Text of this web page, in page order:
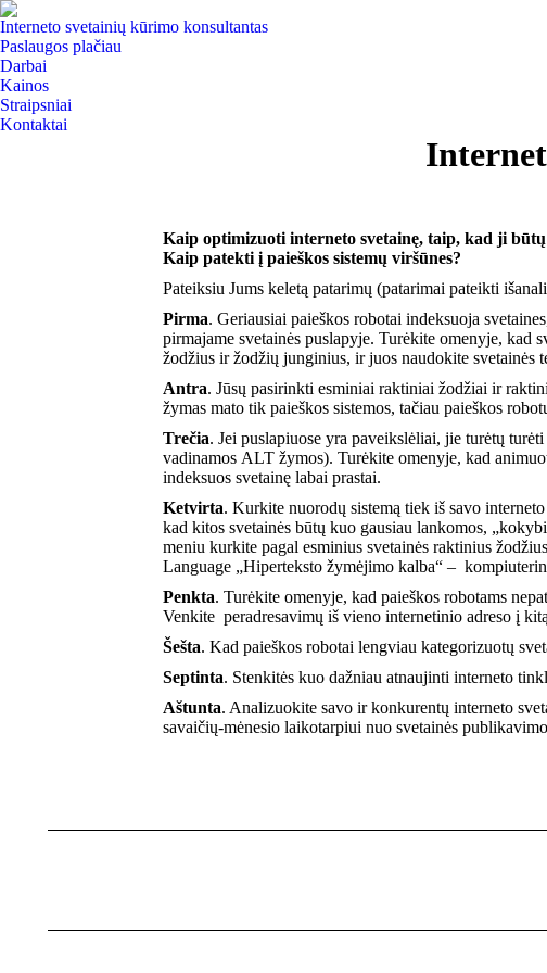
Interneto svetainių kūrimo konsultantas
Paslaugos plačiau
Darbai
Kainos
Straipsniai
Kontaktai
Kaip optimizuoti interneto svetainę, taip, kad ji būtų
Kaip patekti į paieškos sistemų viršūnes?
Pateiksiu Jums keletą patarimų (patarimai pateikti
Pirma. Geriausiai paieškos robotai indeksuoja
pirmajame svetainės puslapyje. Turėkite omenyje, kad
žodžius ir žodžių junginius, ir juos naudokite svetainės
Antra. Jūsų pasirinkti esminiai raktiniai žodžiai ir
žymas mato tik paieškos sistemos, tačiau paieškos
Trečia. Jei puslapiuose yra paveikslėliai, jie turėtų
vadinamos ALT žymos). Turėkite omenyje, kad
indeksuos svetainę labai prastai.
Ketvirta. Kurkite nuorodų sistemą tiek iš savo
kad kitos svetainės būtų kuo gausiau lankomos,
meniu kurkite pagal esminius svetainės raktinius
Language „Hiperteksto žymėjimo kalba“ –
Penkta. Turėkite omenyje, kad paieškos robotams
Venkite peradresavimų iš vieno internetinio adreso į
Šešta. Kad paieškos robotai lengviau kategorizuotų
Septinta. Stenkitės kuo dažniau atnaujinti interneto
Aštunta. Analizuokite savo ir konkurentų interneto
savaičių-mėnesio laikotarpiui nuo svetainės